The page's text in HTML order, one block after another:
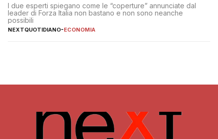
I due esperti spiegano come le “coperture” annunciate dal
leader di Forza Italia non bastano e non sono neanche
possibili
NEXTQUOTIDIANO-ECONOMIA